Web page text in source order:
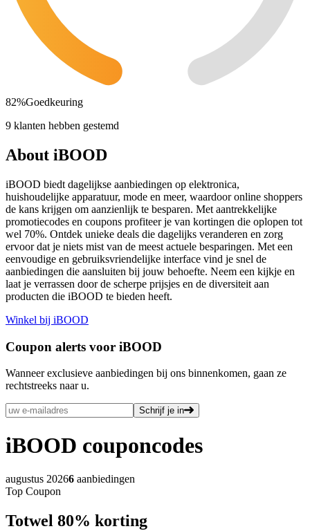
82%Goedkeuring
9 klanten hebben gestemd
About iBOOD
iBOOD biedt dagelijkse aanbiedingen op elektronica,
huishoudelijke apparatuur, mode en meer, waardoor online shoppers
de kans krijgen om aanzienlijk te besparen. Met aantrekkelijke
promotiecodes en coupons profiteer je van kortingen die oplopen tot
wel 70%. Ontdek unieke deals die dagelijks veranderen en zorg
ervoor dat je niets mist van de meest actuele besparingen. Met een
eenvoudige en gebruiksvriendelijke interface vind je snel de
aanbiedingen die aansluiten bij jouw behoefte. Neem een kijkje en
laat je verrassen door de scherpe prijsjes en de diversiteit aan
producten die iBOOD te bieden heeft.
Winkel bij iBOOD
Coupon alerts voor iBOOD
Wanneer exclusieve aanbiedingen bij ons binnenkomen, gaan ze
rechtstreeks naar u.
Schrijf je in
iBOOD couponcodes
augustus 20266 aanbiedingen
Top Coupon
Totwel 80% korting